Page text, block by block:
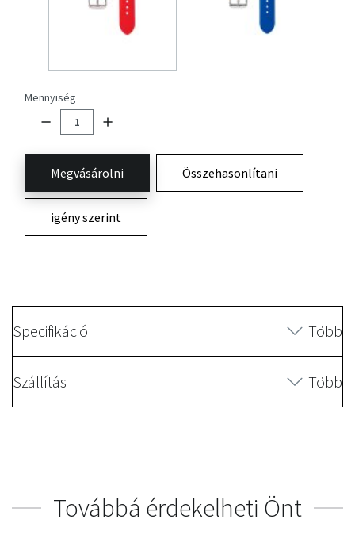
Mennyiség
Megvásárolni Összehasonlítani
igény szerint
Specifikáció Több
Szállítás Több
Továbbá érdekelheti Önt